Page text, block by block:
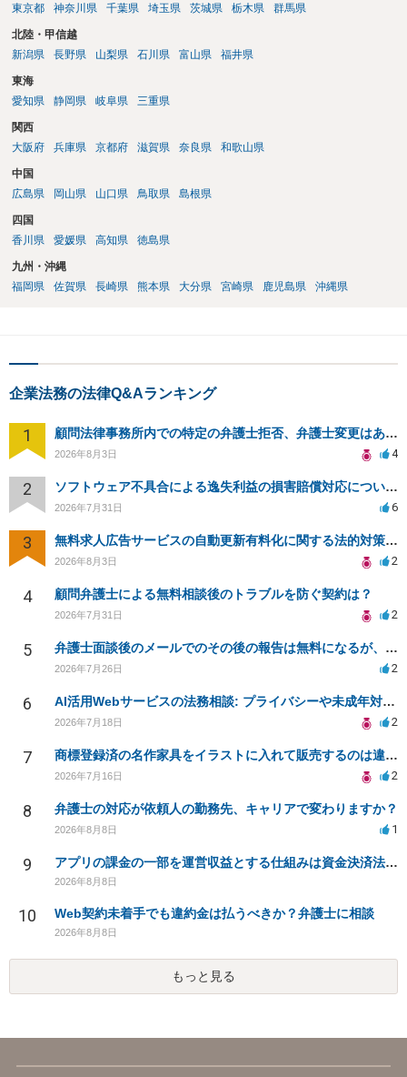
東京都
神奈川県 千葉県 埼玉県 茨城県 栃木県 群馬県
北陸・甲信越
新潟県
長野県 山梨県 石川県 富山県 福井県
東海
愛知県
静岡県 岐阜県 三重県
関西
大阪府
兵庫県 京都府 滋賀県 奈良県 和歌山県
中国
広島県
岡山県 山口県 鳥取県 島根県
四国
香川県
愛媛県 高知県 徳島県
九州・沖縄
福岡県
佐賀県 長崎県 熊本県 大分県 宮崎県 鹿児島県 沖縄県
企業法務の法律Q&Aランキング
1 顧問法律事務所内での特定の弁護士拒否、弁護士変更はあり？一般論でも構いません。
2026年8月3日 4
2 ソフトウェア不具合による逸失利益の損害賠償対応について相談
2026年7月31日 6
3 無料求人広告サービスの自動更新有料化に関する法的対策は？
2026年8月3日 2
4 顧問弁護士による無料相談後のトラブルを防ぐ契約は？
2026年7月31日 2
5 弁護士面談後のメールでのその後の報告は無料になるが、弁護士として興味ありますか？
2026年7月26日 2
6 AI活用Webサービスの法務相談: プライバシーや未成年対応など
2026年7月18日 2
7 商標登録済の名作家具をイラストに入れて販売するのは違法でしょうか
2026年7月16日 2
8 弁護士の対応が依頼人の勤務先、キャリアで変わりますか？
2026年8月8日 1
9 アプリの課金の一部を運営収益とする仕組みは資金決済法に該当しますか？
2026年8月8日
10 Web契約未着手でも違約金は払うべきか？弁護士に相談
2026年8月8日
もっと見る